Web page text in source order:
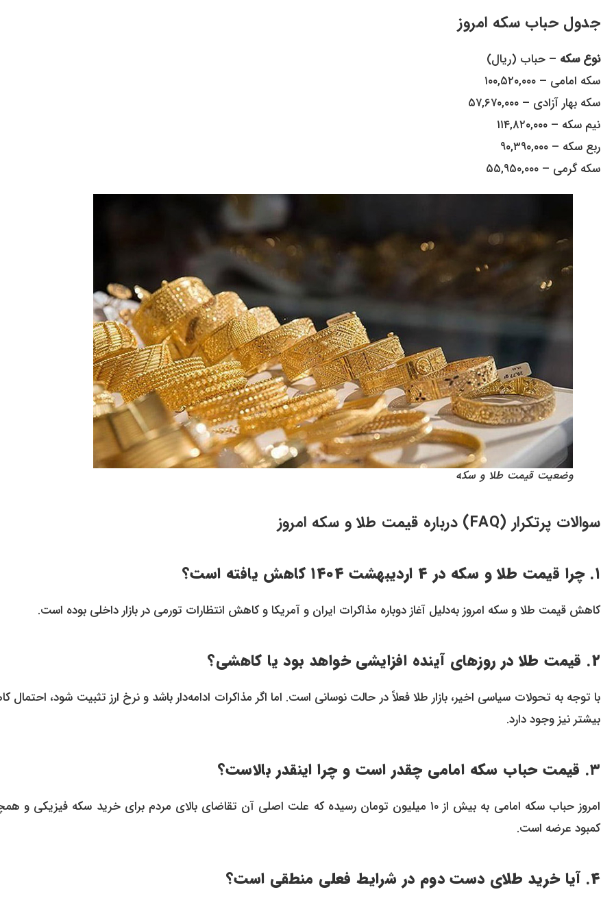
جدول حباب سکه امروز
نوع سکه – حباب (ریال)
سکه امامی – ۱۰۰,۵۲۰,۰۰۰
سکه بهار آزادی – ۵۷,۶۷۰,۰۰۰
نیم سکه – ۱۱۴,۸۲۰,۰۰۰
ربع سکه – ۹۰,۳۹۰,۰۰۰
سکه گرمی – ۵۵,۹۵۰,۰۰۰
وضعیت قیمت طلا و سکه
سوالات پرتکرار (FAQ) درباره قیمت طلا و سکه امروز
۱. چرا قیمت طلا و سکه در ۴ اردیبهشت ۱۴۰۴ کاهش یافته است؟
کاهش قیمت طلا و سکه امروز به‌دلیل آغاز دوباره مذاکرات ایران و آمریکا و کاهش انتظارات تورمی در بازار داخلی بوده است.
۲. قیمت طلا در روزهای آینده افزایشی خواهد بود یا کاهشی؟
با توجه به تحولات سیاسی اخیر، بازار طلا فعلاً در حالت نوسانی است. اما اگر مذاکرات ادامه‌دار باشد و نرخ ارز تثبیت شود، احتمال
بیشتر نیز وجود دارد.
۳. قیمت حباب سکه امامی چقدر است و چرا اینقدر بالاست؟
امروز حباب سکه امامی به بیش از ۱۰ میلیون تومان رسیده که علت اصلی آن تقاضای بالای مردم برای خرید سکه فیزیکی و
کمبود عرضه است.
۴. آیا خرید طلای دست دوم در شرایط فعلی منطقی است؟